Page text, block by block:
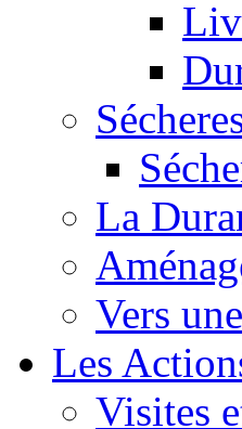
La
Vers
Les
Visites